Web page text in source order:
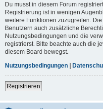
Du musst in diesem Forum
Registrierung ist in wenigen
weitere Funktionen zuzugreifen.
Benutzern auch zusätzliche
Nutzungsbedingungen und die
registrierst. Bitte beachte auch die
diesem Board bewegst.
Nutzungsbedingungen |
Registrieren